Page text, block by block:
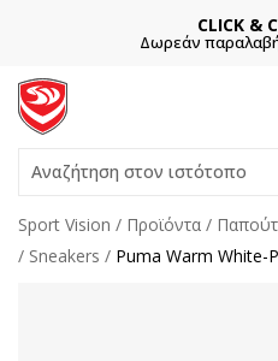
CLICK &
Δωρεάν
Αναζήτηση στον ιστότοπο
Sport Vision Προϊόντα
Sneakers
Puma Warm White-